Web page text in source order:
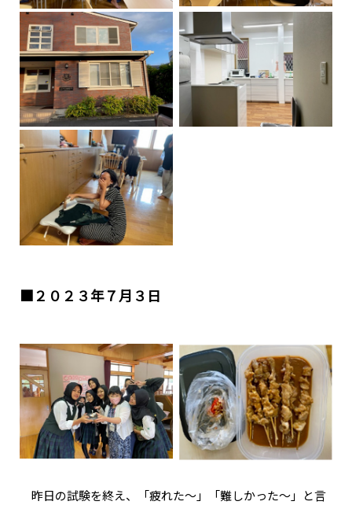
■２０２３年７月３日
昨日の試験を終え、「疲れた～」「難しかった～」と言